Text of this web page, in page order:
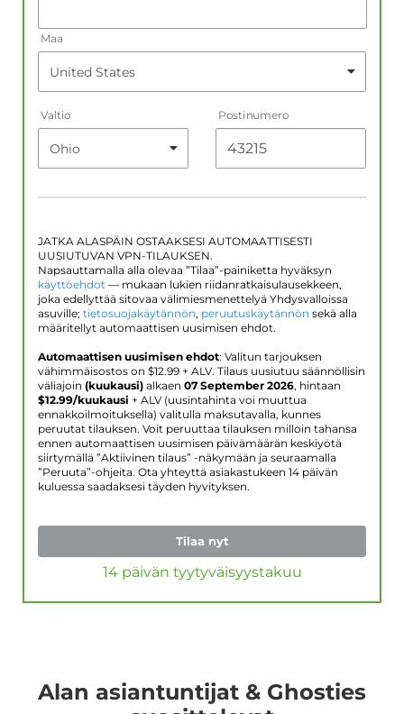
Maa
Valtio Postinumero
JATKA ALASPÄIN OSTAAKSESI AUTOMAATTISESTI
UUSIUTUVAN VPN-TILAUKSEN.
Napsauttamalla alla olevaa ”Tilaa”-painiketta hyväksyn
käyttöehdot — mukaan lukien riidanratkaisulausekkeen,
joka edellyttää sitovaa välimiesmenettelyä Yhdysvalloissa
asuville; tietosuojakäytännön, peruutuskäytännön sekä alla
määritellyt automaattisen uusimisen ehdot.
Automaattisen uusimisen ehdot: Valitun tarjouksen
vähimmäisostos on $12.99 + ALV. Tilaus uusiutuu säännöllisin
väliajoin (kuukausi) alkaen 07 September 2026, hintaan
$12.99/kuukausi + ALV (uusintahinta voi muuttua
ennakkoilmoituksella) valitulla maksutavalla, kunnes
peruutat tilauksen. Voit peruuttaa tilauksen milloin tahansa
ennen automaattisen uusimisen päivämäärän keskiyötä
siirtymällä ”Aktiivinen tilaus” -näkymään ja seuraamalla
”Peruuta”-ohjeita. Ota yhteyttä asiakastukeen 14 päivän
kuluessa saadaksesi täyden hyvityksen.
Tilaa nyt
14 päivän tyytyväisyystakuu
Alan asiantuntijat & Ghosties